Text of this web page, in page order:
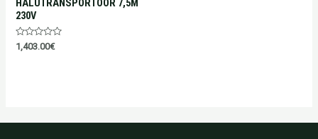
HALUTRANSPORTÖÖR 7,5M
230V
Hinnanguga
0
1,403.00€